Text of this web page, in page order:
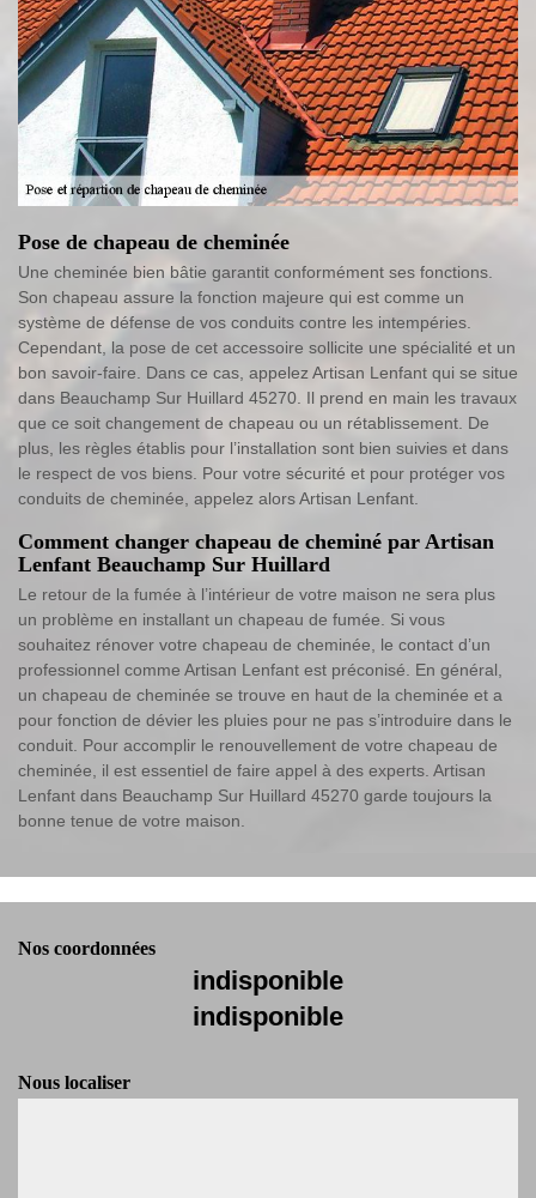
Pose de chapeau de cheminée
Une cheminée bien bâtie garantit conformément ses fonctions.
Son chapeau assure la fonction majeure qui est comme un
système de défense de vos conduits contre les intempéries.
Cependant, la pose de cet accessoire sollicite une spécialité et un
bon savoir-faire. Dans ce cas, appelez Artisan Lenfant qui se situe
dans Beauchamp Sur Huillard 45270. Il prend en main les travaux
que ce soit changement de chapeau ou un rétablissement. De
plus, les règles établis pour l’installation sont bien suivies et dans
le respect de vos biens. Pour votre sécurité et pour protéger vos
conduits de cheminée, appelez alors Artisan Lenfant.
Comment changer chapeau de cheminé par Artisan
Lenfant Beauchamp Sur Huillard
Le retour de la fumée à l’intérieur de votre maison ne sera plus
un problème en installant un chapeau de fumée. Si vous
souhaitez rénover votre chapeau de cheminée, le contact d’un
professionnel comme Artisan Lenfant est préconisé. En général,
un chapeau de cheminée se trouve en haut de la cheminée et a
pour fonction de dévier les pluies pour ne pas s’introduire dans le
conduit. Pour accomplir le renouvellement de votre chapeau de
cheminée, il est essentiel de faire appel à des experts. Artisan
Lenfant dans Beauchamp Sur Huillard 45270 garde toujours la
bonne tenue de votre maison.
Nos coordonnées
indisponible
indisponible
Nous localiser